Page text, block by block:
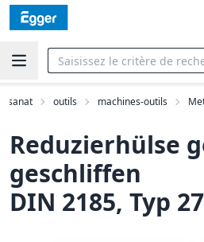
outils machines-outils
Reduzierhülse
geschliffen
DIN 2185, Typ